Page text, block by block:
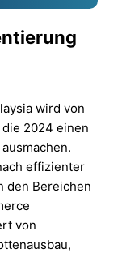
wird von
2024 einen
effizienter
den Bereichen
von